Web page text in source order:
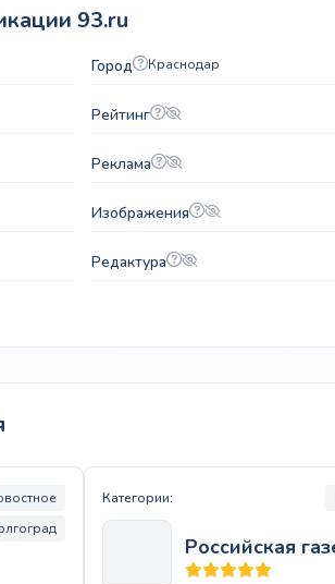
93.ru
Город Краснодар
Рейтинг
Реклама
Изображения
Редактура
Категории:
Российская